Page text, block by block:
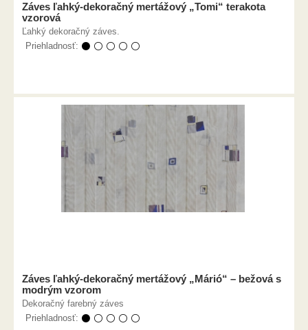
Záves ľahký-dekoračný mertážový „Tomi“ terakota
vzorová
Ľahký dekoračný záves.
Priehladnosť: ⚫ ⚪ ⚪ ⚪ ⚪
Záves ľahký-dekoračný mertážový „Márió“ – bežová s
modrým vzorom
Dekoračný farebný záves
Priehladnosť: ⚫ ⚪ ⚪ ⚪ ⚪